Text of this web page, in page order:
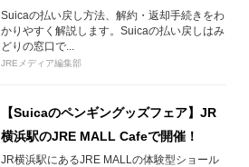
も
Suicaの払い戻し方法、解約・返却手続きをわ
かりやすく解説します。Suicaの払い戻しはみ
どりの窓口で...
JREメディア編集部
【Suicaのペンギングッズフェア】JR
横浜駅のJRE MALL Cafeで開催！
JR横浜駅にあるJRE MALLの体験型ショール